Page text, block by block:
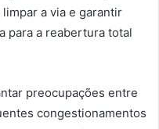
a via e garantir
para a reabertura total
preocupações entre
congestionamentos